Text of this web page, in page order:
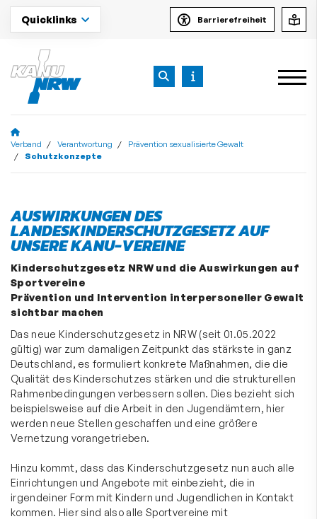
Quicklinks Barrierefreiheit
Verband Verantwortung
Prävention sexualisierte Gewalt
Schutzkonzepte
AUSWIRKUNGEN DES
LANDESKINDERSCHUTZGESETZ AUF
UNSERE KANU-VEREINE
Kinderschutzgesetz NRW und die Auswirkungen auf
Sportvereine
Prävention und Intervention interpersoneller Gewalt
sichtbar machen
Das neue Kinderschutzgesetz in NRW (seit 01.05.2022
gültig) war zum damaligen Zeitpunkt das stärkste in ganz
Deutschland, es formuliert konkrete Maßnahmen, die die
Qualität des Kinderschutzes stärken und die strukturellen
Rahmenbedingungen verbessern sollen. Dies bezieht sich
beispielsweise auf die Arbeit in den Jugendämtern, hier
werden neue Stellen geschaffen und eine größere
Vernetzung vorangetrieben.
Hinzu kommt, dass das Kinderschutzgesetz nun auch alle
Einrichtungen und Angebote mit einbezieht, die in
irgendeiner Form mit Kindern und Jugendlichen in Kontakt
kommen. Hier sind also alle Sportvereine mit